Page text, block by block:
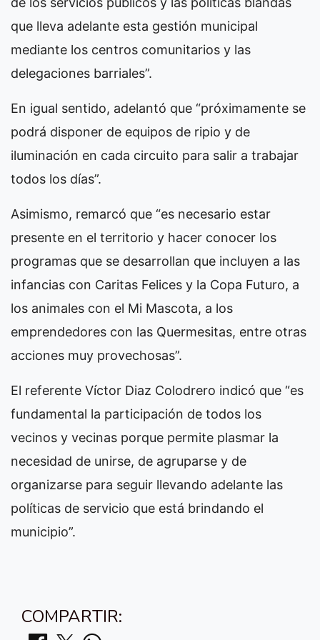
que lleva adelante esta gestión municipal
mediante los centros comunitarios y las
delegaciones barriales”.
En igual sentido, adelantó que “próximamente se
podrá disponer de equipos de ripio y de
iluminación en cada circuito para salir a trabajar
todos los días”.
Asimismo, remarcó que “es necesario estar
presente en el territorio y hacer conocer los
programas que se desarrollan que incluyen a las
infancias con Caritas Felices y la Copa Futuro, a
los animales con el Mi Mascota, a los
emprendedores con las Quermesitas, entre otras
acciones muy provechosas”.
El referente Víctor Diaz Colodrero indicó que “es
fundamental la participación de todos los
vecinos y vecinas porque permite plasmar la
necesidad de unirse, de agruparse y de
organizarse para seguir llevando adelante las
políticas de servicio que está brindando el
municipio”.
COMPARTIR: